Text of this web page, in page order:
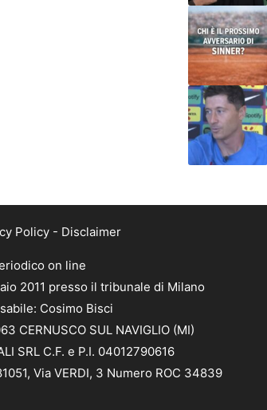
Policy- Disclaimer
on line
2011 presso il tribunale di Milano
Cosimo Bisci
CERNUSCO SUL NAVIGLIO (MI)
SRL C.F. e P.I. 04012790616
Via VERDI, 3 Numero ROC 34839